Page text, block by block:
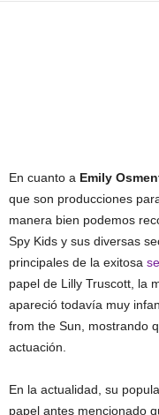
En cuanto a Emily
que son producciones
manera bien podemos
Spy Kids y sus diversas
principales de la exitosa
papel de Lilly Truscott, la
apareció todavía muy
from the Sun, mostrando
actuación.
En la actualidad, su
papel antes mencionado